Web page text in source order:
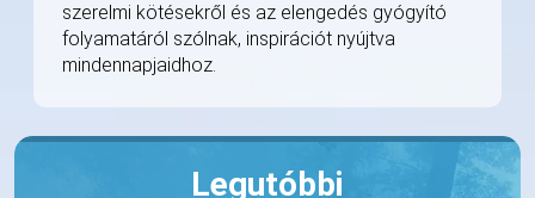
szerelmi kötésekről és az elengedés gyógyító
folyamatáról szólnak, inspirációt nyújtva
mindennapjaidhoz.
Legutóbbi